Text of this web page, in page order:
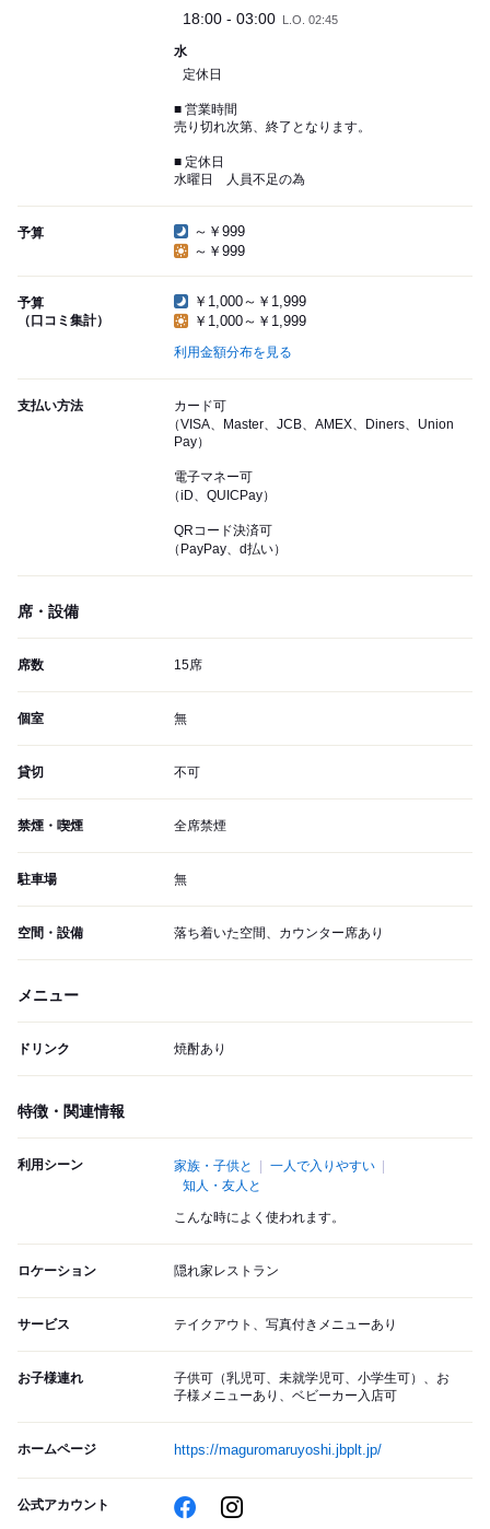
18:00 - 03:00 L.O. 02:45
水
定休日
■ 営業時間
売り切れ次第、終了となります。
■ 定休日
水曜日 人員不足の為
予算
～￥999
～￥999
予算
（口コミ集計）
￥1,000～￥1,999
￥1,000～￥1,999
利用金額分布を見る
支払い方法
カード可
（VISA、Master、JCB、AMEX、Diners、Union
Pay）
電子マネー可
（iD、QUICPay）
QRコード決済可
（PayPay、d払い）
席・設備
席数 15席
個室 無
貸切 不可
禁煙・喫煙 全席禁煙
駐車場 無
空間・設備 落ち着いた空間、カウンター席あり
メニュー
ドリンク 焼酎あり
特徴・関連情報
利用シーン 家族・子供と
一人で入りやすい
知人・友人と
こんな時によく使われます。
ロケーション 隠れ家レストラン
サービス テイクアウト、写真付きメニューあり
お子様連れ
子供可（乳児可、未就学児可、小学生可）、お
子様メニューあり、ベビーカー入店可
ホームページ https://maguromaruyoshi.jbplt.jp/
公式アカウント